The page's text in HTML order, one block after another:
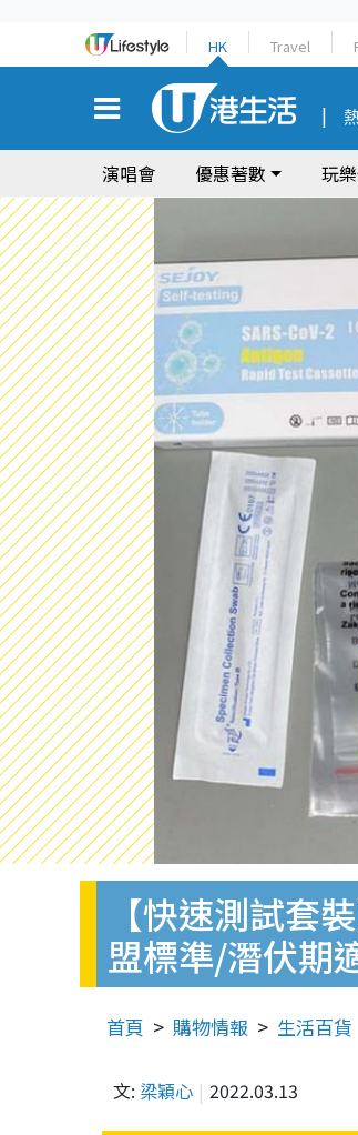
HK Travel
演唱會 優惠著數 玩
【快速測試套
盟標準/潛伏期
首頁 購物情報 生活百貨
文: 梁穎心 2022.03.13